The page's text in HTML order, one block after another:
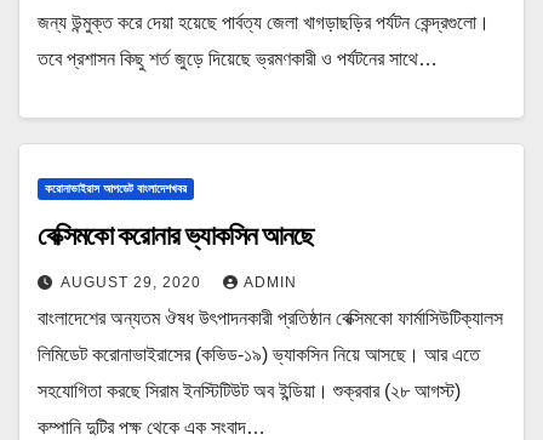
জন্য উন্মুক্ত করে দেয়া হয়েছে পার্বত্য জেলা খাগড়াছড়ির পর্যটন কেন্দ্রগুলো।
তবে প্রশাসন কিছু শর্ত জুড়ে দিয়েছে ভ্রমণকারী ও পর্যটনের সাথে…
করোনাভাইরাস আপডেট বাংলাদেশখবর
বেক্সিমকো করোনার ভ্যাকসিন আনছে
AUGUST 29, 2020 ADMIN
বাংলাদেশের অন্যতম ঔষধ উৎপাদনকারী প্রতিষ্ঠান বেক্সিমকো ফার্মাসিউটিক্যালস
লিমিডেট করোনাভাইরাসের (কভিড-১৯) ভ্যাকসিন নিয়ে আসছে। আর এতে
সহযোগিতা করছে সিরাম ইনস্টিটিউট অব ইন্ডিয়া। শুক্রবার (২৮ আগস্ট)
কম্পানি দুটির পক্ষ থেকে এক সংবাদ…